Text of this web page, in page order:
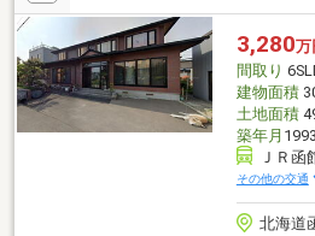
3,280万
間取り
建物面積
土地面積
築年月
ＪＲ
その他の交通
北海道